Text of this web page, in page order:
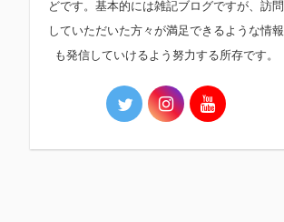
どです。基本的には雑記ブログですが、訪問
していただいた方々が満足できるような情報
も発信していけるよう努力する所存です。